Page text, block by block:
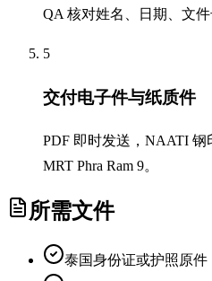
QA 核对姓名、日期、文件
5
交付电子件与纸质件
PDF 即时发送，NAATI
MRT Phra Ram 9。
所需文件
泰国身份证或护照原件